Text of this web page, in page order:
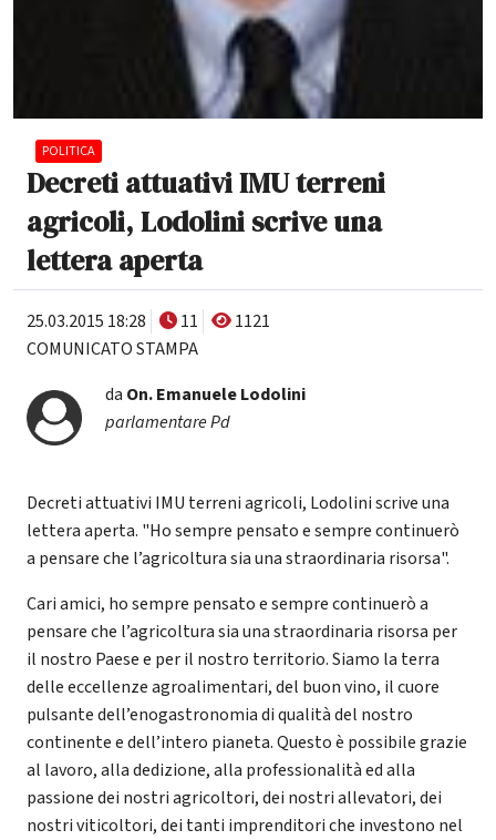
POLITICA
Decreti attuativi IMU terreni
agricoli, Lodolini scrive una
lettera aperta
25.03.2015 18:28 11
1121
COMUNICATO STAMPA
da On.Emanuele Lodolini
parlamentare Pd
Decreti attuativi IMU terreni agricoli, Lodolini scrive una
lettera aperta. "Ho sempre pensato e sempre continuerò
a pensare che l’agricoltura sia una straordinaria risorsa".
Cari amici, ho sempre pensato e sempre continuerò a
pensare che l’agricoltura sia una straordinaria risorsa per
il nostro Paese e per il nostro territorio. Siamo la terra
delle eccellenze agroalimentari, del buon vino, il cuore
pulsante dell’enogastronomia di qualità del nostro
continente e dell’intero pianeta. Questo è possibile grazie
al lavoro, alla dedizione, alla professionalità ed alla
passione dei nostri agricoltori, dei nostri allevatori, dei
nostri viticoltori, dei tanti imprenditori che investono nel